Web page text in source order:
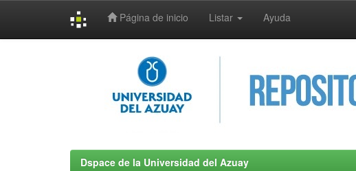
Página de inicio Listar Ayuda
Dspace de la Universidad del Azuay